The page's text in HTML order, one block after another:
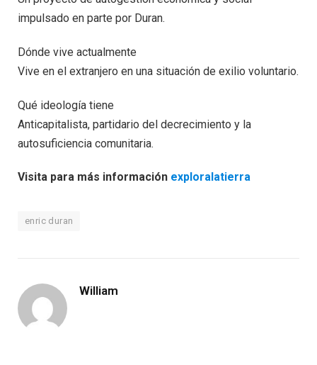
impulsado en parte por Duran.
Dónde vive actualmente
Vive en el extranjero en una situación de exilio voluntario.
Qué ideología tiene
Anticapitalista, partidario del decrecimiento y la
autosuficiencia comunitaria.
Visita para más información exploralatierra
enric duran
William